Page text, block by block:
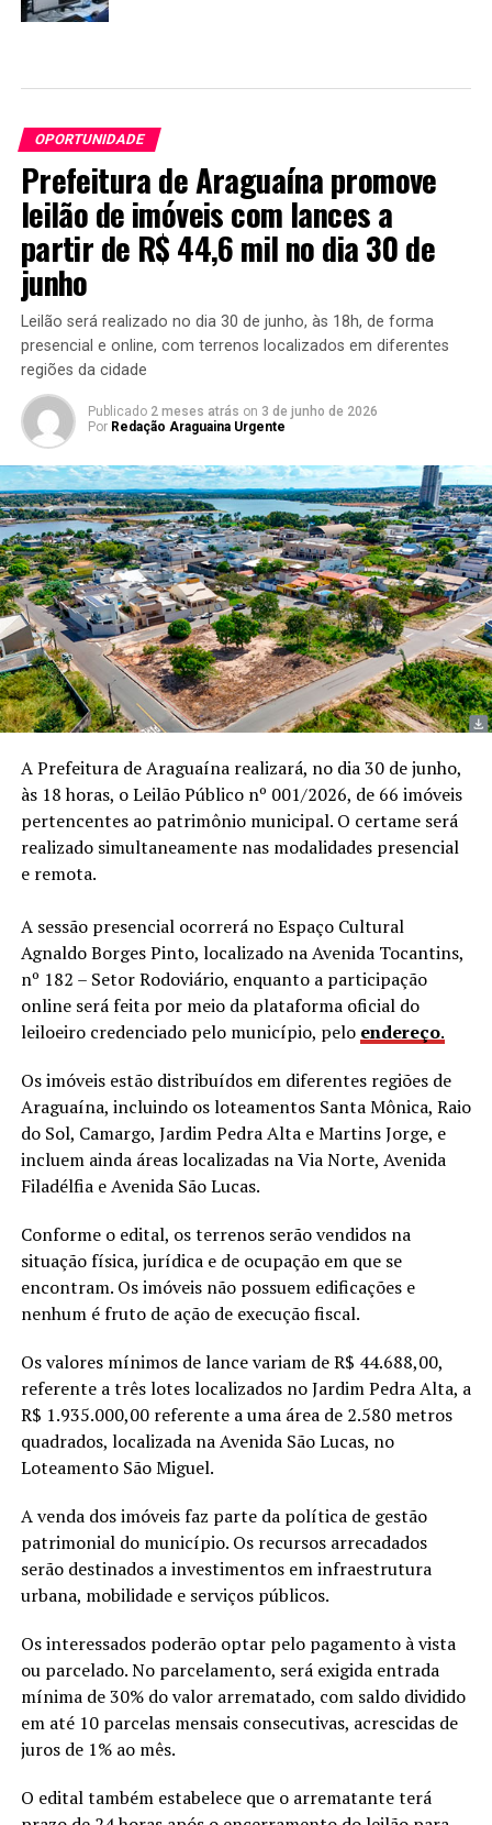
OPORTUNIDADE
Prefeitura de Araguaína promove
leilão de imóveis com lances a
partir de R$ 44,6 mil no dia 30 de
junho
Leilão será realizado no dia 30 de junho, às 18h, de forma
presencial e online, com terrenos localizados em diferentes
regiões da cidade
Publicado 2 meses atrás on 3 de junho de 2026
Por Redação Araguaina Urgente
A Prefeitura de Araguaína realizará, no dia 30 de junho,
às 18 horas, o Leilão Público nº 001/2026, de 66 imóveis
pertencentes ao patrimônio municipal. O certame será
realizado simultaneamente nas modalidades presencial
e remota.
A sessão presencial ocorrerá no Espaço Cultural
Agnaldo Borges Pinto, localizado na Avenida Tocantins,
nº 182 – Setor Rodoviário, enquanto a participação
online será feita por meio da plataforma oficial do
leiloeiro credenciado pelo município, pelo endereço.
Os imóveis estão distribuídos em diferentes regiões de
Araguaína, incluindo os loteamentos Santa Mônica, Raio
do Sol, Camargo, Jardim Pedra Alta e Martins Jorge, e
incluem ainda áreas localizadas na Via Norte, Avenida
Filadélfia e Avenida São Lucas.
Conforme o edital, os terrenos serão vendidos na
situação física, jurídica e de ocupação em que se
encontram. Os imóveis não possuem edificações e
nenhum é fruto de ação de execução fiscal.
Os valores mínimos de lance variam de R$ 44.688,00,
referente a três lotes localizados no Jardim Pedra Alta, a
R$ 1.935.000,00 referente a uma área de 2.580 metros
quadrados, localizada na Avenida São Lucas, no
Loteamento São Miguel.
A venda dos imóveis faz parte da política de gestão
patrimonial do município. Os recursos arrecadados
serão destinados a investimentos em infraestrutura
urbana, mobilidade e serviços públicos.
Os interessados poderão optar pelo pagamento à vista
ou parcelado. No parcelamento, será exigida entrada
mínima de 30% do valor arrematado, com saldo dividido
em até 10 parcelas mensais consecutivas, acrescidas de
juros de 1% ao mês.
O edital também estabelece que o arrematante terá